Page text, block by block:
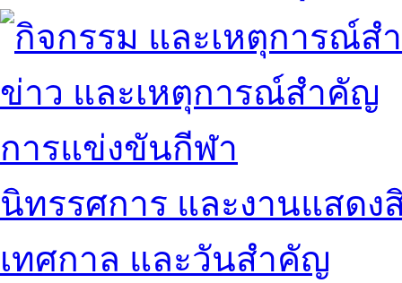
ข่าว และเหตุการณ์สำคัญ
การแข่งขันกีฬา
นิทรรศการ และงานแสดง
เทศกาล และวันสำคัญ